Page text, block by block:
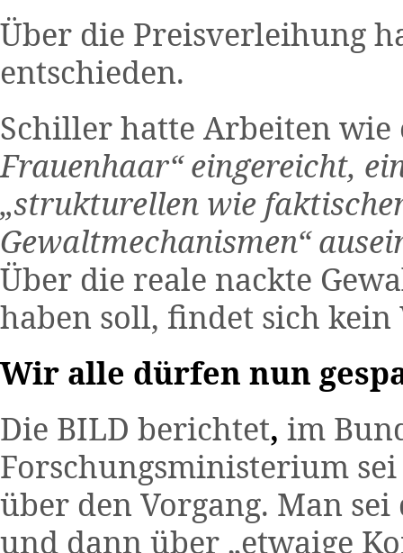
Über die Preisverleihung
entschieden.
Schiller hatte Arbeiten wie
Frauenhaar“ eingereicht,
„strukturellen wie
Gewaltmechanismen“
Über die reale nackte
haben soll, findet sich
Wir alle dürfen nun
Die BILD berichtet, im
Forschungsministerium
über den Vorgang. Man
und dann über „etwaige